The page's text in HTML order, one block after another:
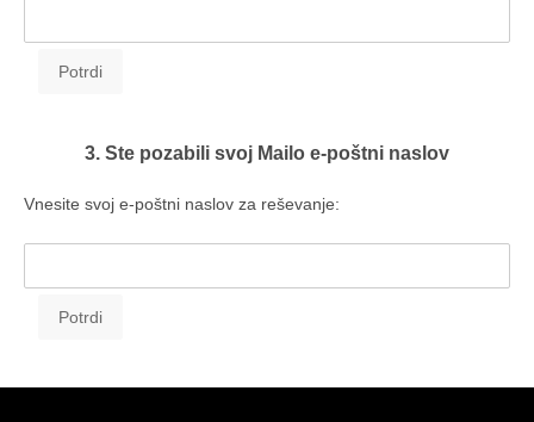
3. Ste pozabili svoj Mailo e-poštni naslov
Vnesite svoj e-poštni naslov za reševanje: